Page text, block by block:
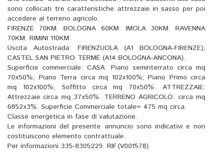
sono collocati tre caratteristiche attrezzaie in sasso per poi
accedere al terreno agricolo.
FIRENZE 70KM. BOLOGNA 60KM. IMOLA 30KM. RAVENNA
70KM. RIMINI 110KM.
Uscita Autostrada: FIRENZUOLA (A1 BOLOGNA-FIRENZE);
CASTEL SAN PIETRO TERME (A14 BOLOGNA-ANCONA).
Superficie commerciale: CASA: Piano seminterrato circa mq
70x50%; Piano Terra circa mq 102x100%; Piano Primo circa
mq 102x100%; Soffitto circa mq 70x50%. ATTREZZAIE:
Attrezzaie circa mq 37x50%. TERRENO AGRICOLO: circa mq
6852x3%. Superficie Commerciale totale= 475 mq circa.
Classe energetica in fase di valutazione.
Le informazioni del presente annuncio sono indicativi e non
costituiscono elemento contrattuale.
Per informazioni 335-8305229. RIF.(V001578)